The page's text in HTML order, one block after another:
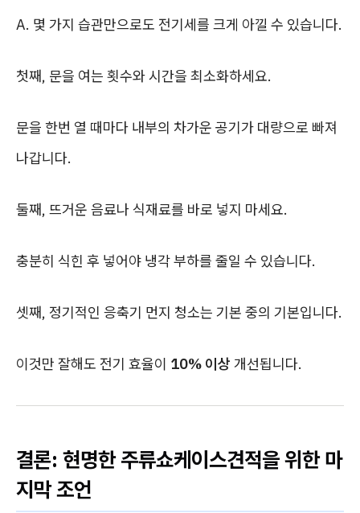
A. 몇 가지 습관만으로도 전기세를 크게 아낄 수 있습니다.
첫째, 문을 여는 횟수와 시간을 최소화하세요.
문을 한번 열 때마다 내부의 차가운 공기가 대량으로 빠져
나갑니다.
둘째, 뜨거운 음료나 식재료를 바로 넣지 마세요.
충분히 식힌 후 넣어야 냉각 부하를 줄일 수 있습니다.
셋째, 정기적인 응축기 먼지 청소는 기본 중의 기본입니다.
이것만 잘해도 전기 효율이 10% 이상 개선됩니다.
결론: 현명한 주류쇼케이스견적을 위한 마
지막 조언